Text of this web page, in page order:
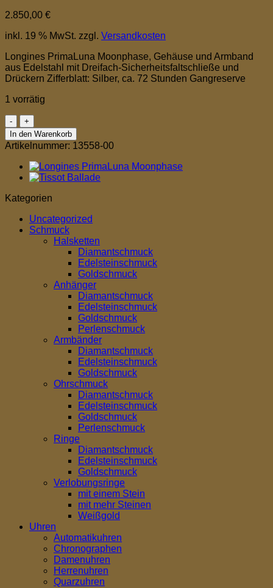
2.850,00 €
inkl. 19 % MwSt. zzgl. Versandkosten
Longines PrimaLuna Moonphase, Gehäuse und Armband
aus Edelstahl mit Dreifach-Sicherheitsfaltschließe und
Drückern Zifferblatt: Silber, ca. 72 Stunden Gangreserve
1 vorrätig
Longines
PrimaLuna
Moonphase
In den Warenkorb
Artikelnummer: 13558-00
Kategorien
Uncategorized
Schmuck
Halsketten
Diamantschmuck
Edelsteinschmuck
Goldschmuck
Anhänger
Diamantschmuck
Edelsteinschmuck
Goldschmuck
Perlenschmuck
Armbänder
Diamantschmuck
Edelsteinschmuck
Goldschmuck
Ohrschmuck
Diamantschmuck
Edelsteinschmuck
Goldschmuck
Perlenschmuck
Ringe
Diamantschmuck
Edelsteinschmuck
Goldschmuck
Verlobungsringe
mit einem Stein
mit mehr Steinen
Weißgold
Uhren
Automatikuhren
Chronographen
Damenuhren
Herrenuhren
Quarzuhren